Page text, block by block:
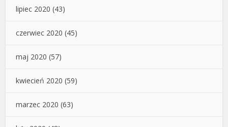
lipiec 2020 (43)
czerwiec 2020 (45)
maj 2020 (57)
kwiecień 2020 (59)
marzec 2020 (63)